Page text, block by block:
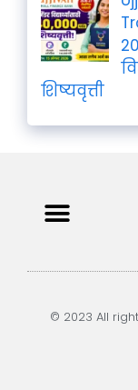
शिष्यवृत्ती
© 2023 All